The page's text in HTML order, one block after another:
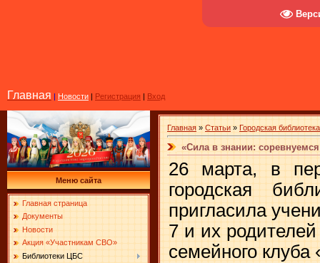
Главная | Новости | Регистрация | Вход
Меню сайта
Главная страница
Документы
Новости
Акция «Участникам СВО»
Библиотеки ЦБС
Главная » Статьи » Городская
«Сила в знании:
26 марта, в
городская
пригласила
7 и их
семейного